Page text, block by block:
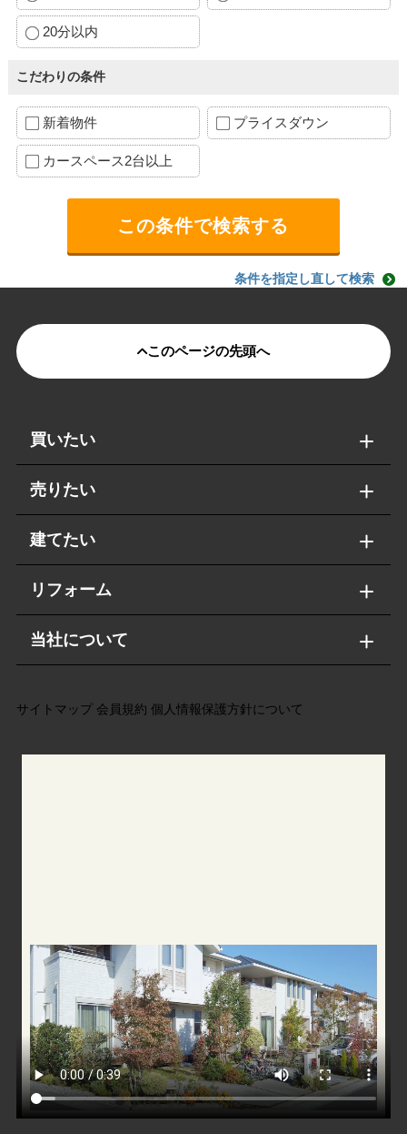
20分以内
こだわりの条件
新着物件 プライスダウン
カースペース2台以上
条件を指定し直して検索
このページの先頭へ
買いたい
売りたい
建てたい
リフォーム
当社について
サイトマップ 会員規約 個人情報保護方針について